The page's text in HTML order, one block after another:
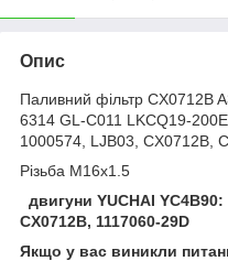
Опис
Паливний фільтр CX0712B
6314 GL-C011 LKCQ19-
1000574, LJB03, CX0712B,
Різьба M16x1.5
двигуни YUCHAI
CX0712B, 1117060-29D
Якщо у вас виникли